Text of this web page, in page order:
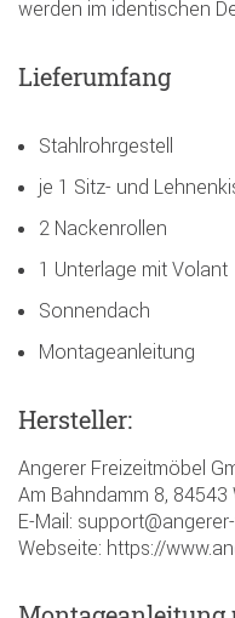
werden im identischen
Lieferumfang
Stahlrohrgestell
je 1 Sitz- und
2 Nackenrollen
1 Unterlage mit Volant
Sonnendach
Montageanleitung
Hersteller:
Angerer Freizeitmöbel
Am Bahndamm 8, 84543
E-Mail:
Webseite: https://